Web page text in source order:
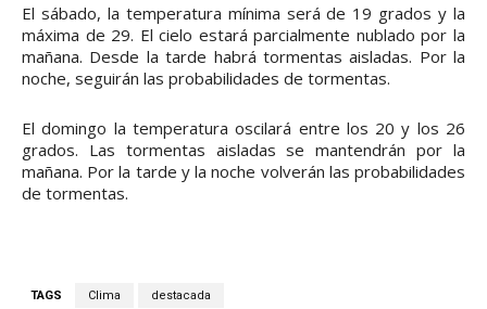
El sábado, la temperatura mínima será de 19 grados y la
máxima de 29. El cielo estará parcialmente nublado por la
mañana. Desde la tarde habrá tormentas aisladas. Por la
noche, seguirán las probabilidades de tormentas.
El domingo la temperatura oscilará entre los 20 y los 26
grados. Las tormentas aisladas se mantendrán por la
mañana. Por la tarde y la noche volverán las probabilidades
de tormentas.
TAGS Clima destacada